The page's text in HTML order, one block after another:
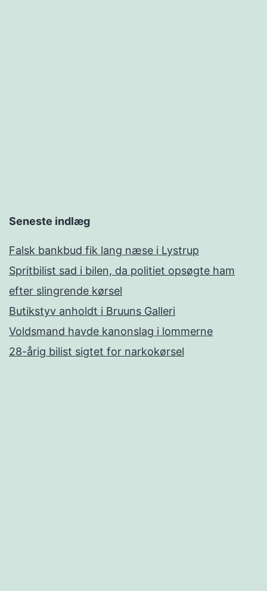
Seneste indlæg
Falsk bankbud fik lang næse i Lystrup
Spritbilist sad i bilen, da politiet opsøgte ham
efter slingrende kørsel
Butikstyv anholdt i Bruuns Galleri
Voldsmand havde kanonslag i lommerne
28-årig bilist sigtet for narkokørsel